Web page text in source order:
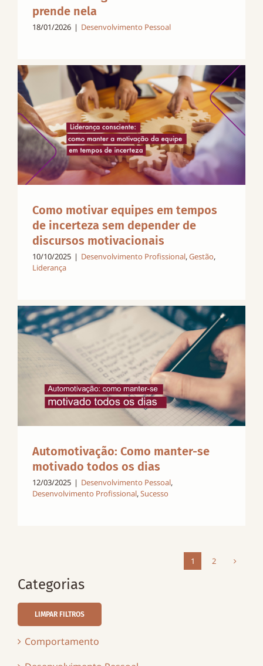
prende nela
18/01/2026 | Desenvolvimento Pessoal
Como motivar equipes em tempos
de incerteza sem depender de
discursos motivacionais
10/10/2025 | Desenvolvimento Profissional,Gestão,
Liderança
Automotivação: Como manter-se
motivado todos os dias
12/03/2025 | Desenvolvimento Pessoal,
Desenvolvimento Profissional,Sucesso
1 2
Categorias
LIMPAR FILTROS
Comportamento